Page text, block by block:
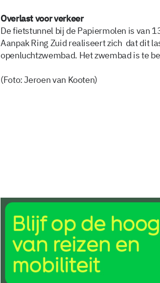
Overlast voor verkeer
De fietstunnel bij de Papiermolen is van
Aanpak Ring Zuid realiseert zich dat dit
openluchtzwembad. Het zwembad is te
(Foto: Jeroen van Kooten)
7 jul 2020, 10:35